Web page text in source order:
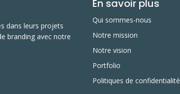
dans leurs projets
branding avec notre
En savoir plus
Qui sommes-nous
Notre mission
Notre vision
Portfolio
Politiques de confidentialité